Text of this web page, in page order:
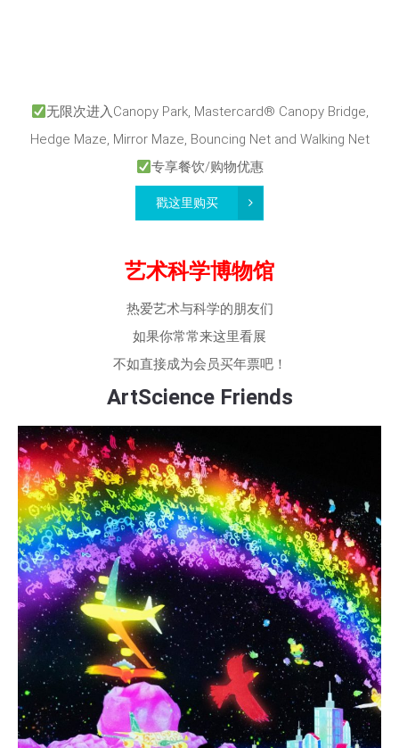
无限次进入Canopy Park, Mastercard® Canopy Bridge,
Hedge Maze, Mirror Maze, Bouncing Net and Walking Net
专享餐饮/购物优惠
戳这里购买
艺术科学博物馆
热爱艺术与科学的朋友们
如果你常常来这里看展
不如直接成为会员买年票吧！
ArtScience Friends